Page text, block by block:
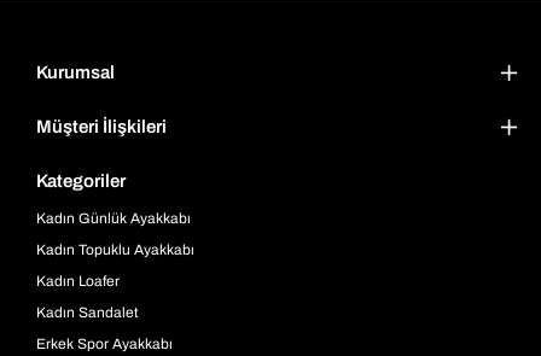
Kurumsal
Müşteri İlişkileri
Kategoriler
Kadın Günlük Ayakkabı
Kadın Topuklu Ayakkabı
Kadın Loafer
Kadın Sandalet
Erkek Spor Ayakkabı